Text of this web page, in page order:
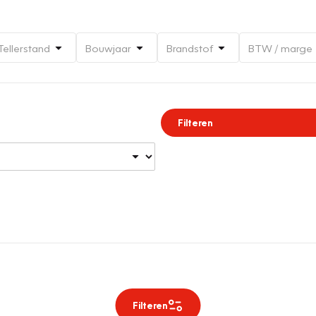
Bouwjaar Brandstof BTW / marge
Filteren
Filteren